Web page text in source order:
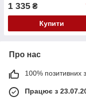
1 335 ₴
Купити
Про нас
100% позитивних з
Працює з